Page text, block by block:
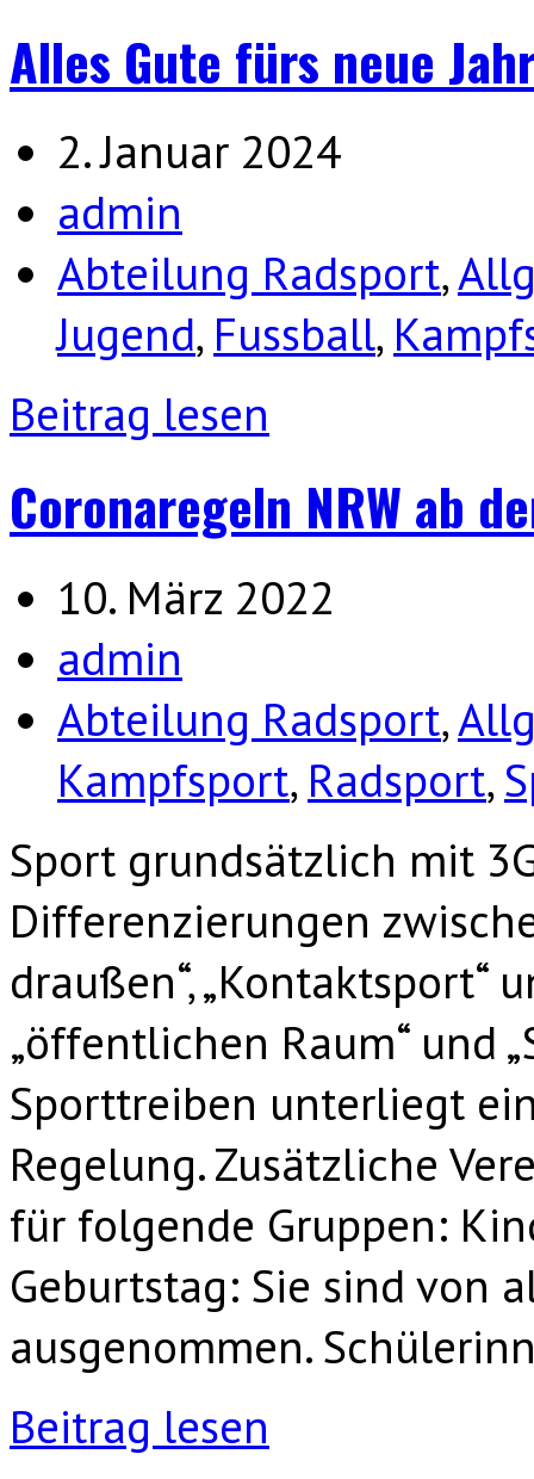
Alles Gute fürs neue
2. Januar 2024
admin
Abteilung Radsport,
Jugend, Fussball,
Beitrag lesen
Coronaregeln NRW ab
10. März 2022
admin
Abteilung Radsport,
Kampfsport, Radsport,
Sport grundsätzlich mit
Differenzierungen
draußen“, „Kontaktsport“
„öffentlichen Raum“ und
Sporttreiben unterliegt
Regelung. Zusätzliche
für folgende Gruppen:
Geburtstag: Sie sind von
ausgenommen.
Beitrag lesen